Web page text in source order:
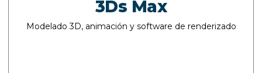
3Ds Max
Modelado 3D, animación y software de renderizado